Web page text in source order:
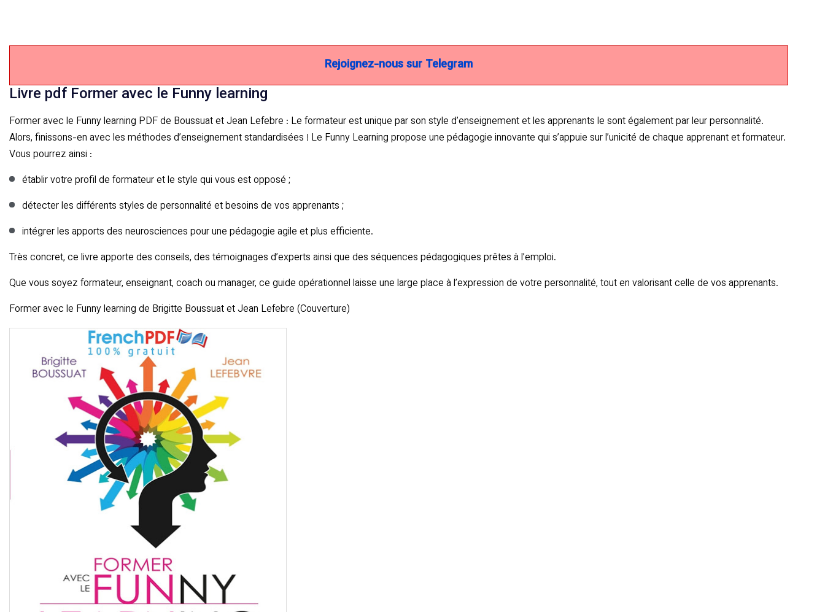
Rejoignez-nous sur Telegram
Livre pdf Former avec le Funny learning
Former avec le Funny learning PDF de Boussuat et Jean Lefebre : Le formateur est unique par son style d’enseignement et les apprenants le sont également par leur personnalité.
Alors, finissons-en avec les méthodes d’enseignement standardisées ! Le Funny Learning propose une pédagogie innovante qui s’appuie sur l’unicité de chaque apprenant et formateur.
Vous pourrez ainsi :
établir votre profil de formateur et le style qui vous est opposé ;
détecter les différents styles de personnalité et besoins de vos apprenants ;
intégrer les apports des neurosciences pour une pédagogie agile et plus efficiente.
Très concret, ce livre apporte des conseils, des témoignages d’experts ainsi que des séquences pédagogiques prêtes à l’emploi.
Que vous soyez formateur, enseignant, coach ou manager, ce guide opérationnel laisse une large place à l’expression de votre personnalité, tout en valorisant celle de vos apprenants.
Former avec le Funny learning de Brigitte Boussuat et Jean Lefebre (Couverture)